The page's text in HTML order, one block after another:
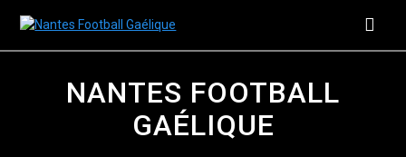
NANTES FOOTBALL
GAÉLIQUE